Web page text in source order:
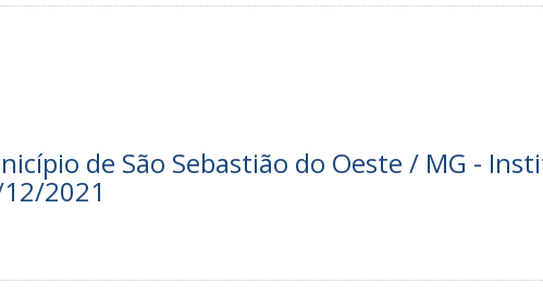
de São Sebastião do Oeste / MG -
2021